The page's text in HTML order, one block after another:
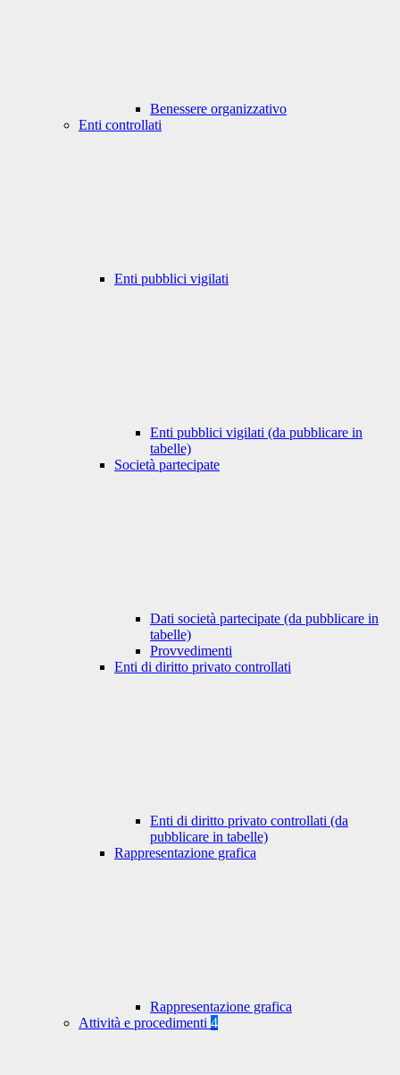
Benessere organizzativo
Enti controllati
Enti pubblici vigilati
Enti pubblici vigilati (da pubblicare in
tabelle)
Società partecipate
Dati società partecipate (da pubblicare in
tabelle)
Provvedimenti
Enti di diritto privato controllati
Enti di diritto privato controllati (da
pubblicare in tabelle)
Rappresentazione grafica
Rappresentazione grafica
Attività e procedimenti 4